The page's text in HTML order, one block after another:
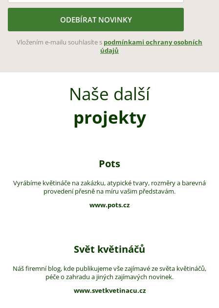
ODEBÍRAT NOVINKY
Vložením e-mailu souhlasíte s podmínkami ochrany osobních
údajů
Naše další
projekty
Pots
Vyrábíme květináče na zakázku, atypické tvary, rozměry a barevná
provedení přesně na míru vašim představám.
www.pots.cz
Svět květináčů
Náš firemní blog, kde publikujeme vše zajímavé ze světa květináčů,
péče o zahradu a jiných zajímavých novinek.
www.svetkvetinacu.cz